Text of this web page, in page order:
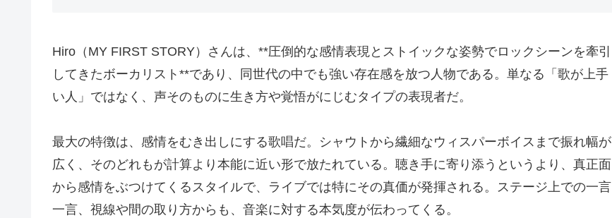
Hiro（MY FIRST STORY）さんは、**圧倒的な感情表現とストイックな姿勢でロックシーンを牽引
してきたボーカリスト**であり、同世代の中でも強い存在感を放つ人物である。単なる「歌が上手
い人」ではなく、声そのものに生き方や覚悟がにじむタイプの表現者だ。
最大の特徴は、感情をむき出しにする歌唱だ。シャウトから繊細なウィスパーボイスまで振れ幅が
広く、そのどれもが計算より本能に近い形で放たれている。聴き手に寄り添うというより、真正面
から感情をぶつけてくるスタイルで、ライブでは特にその真価が発揮される。ステージ上での一言
一言、視線や間の取り方からも、音楽に対する本気度が伝わってくる。